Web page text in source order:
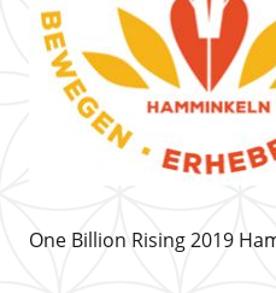
One Billion Rising 2019